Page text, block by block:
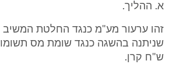
א. ההליך.
ש"ח קרן.